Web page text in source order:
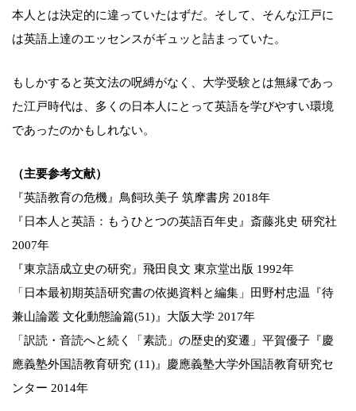
本人とは決定的に違っていたはずだ。そして、そんな江戸に
は英語上達のエッセンスがギュッと詰まっていた。
もしかすると英文法の呪縛がなく、大学受験とは無縁であっ
た江戸時代は、多くの日本人にとって英語を学びやすい環境
であったのかもしれない。
（主要参考文献）
『英語教育の危機』鳥飼玖美子 筑摩書房 2018年
『日本人と英語：もうひとつの英語百年史』斎藤兆史 研究社
2007年
『東京語成立史の研究』飛田良文 東京堂出版 1992年
「日本最初期英語研究書の依拠資料と編集」田野村忠温『待
兼山論叢 文化動態論篇(51)』大阪大学 2017年
「訳読・音読へと続く「素読」の歴史的変遷」平賀優子『慶
應義塾外国語教育研究 (11)』慶應義塾大学外国語教育研究セ
ンター 2014年